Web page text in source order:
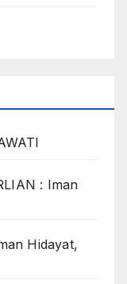
: Iman
Hidayat,